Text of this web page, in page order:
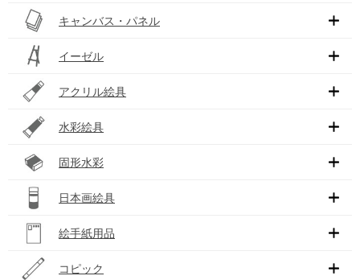
キャンバス・パネル
イーゼル
アクリル絵具
水彩絵具
固形水彩
日本画絵具
絵手紙用品
コピック